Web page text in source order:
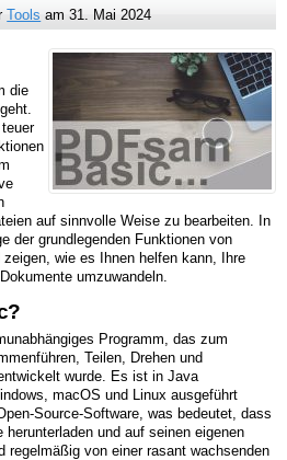
Tools am31. Mai 2024
die
auf sinnvolle Weise zu bearbeiten. In
der grundlegenden Funktionen von
wie es Ihnen helfen kann, Ihre
umzuwandeln.
Programm, das zum
Teilen, Drehen und
wurde. Es ist in Java
macOS und Linux ausgeführt
Source-Software, was bedeutet, dass
und auf seinen eigenen
regelmäßig von einer rasant wachsenden